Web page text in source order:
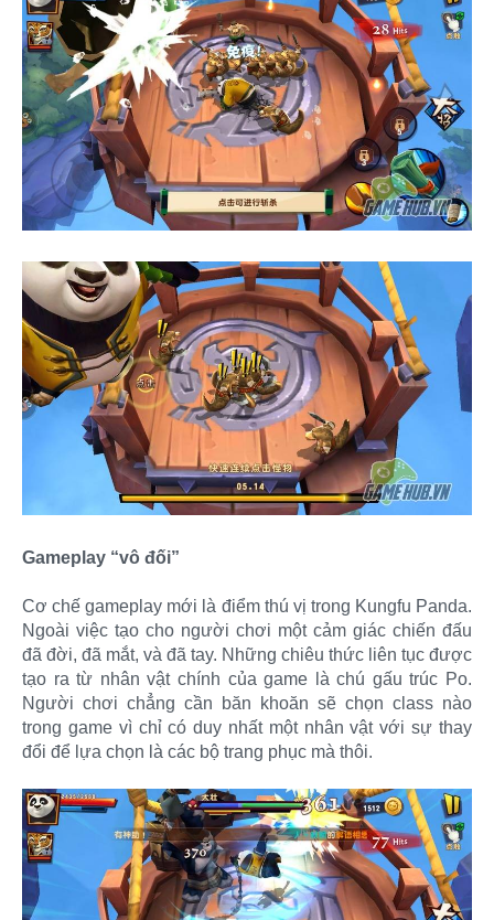
Gameplay “vô đối”
Cơ chế gameplay mới là điểm thú vị trong Kungfu Panda.
Ngoài việc tạo cho người chơi một cảm giác chiến đấu
đã đời, đã mắt, và đã tay. Những chiêu thức liên tục được
tạo ra từ nhân vật chính của game là chú gấu trúc Po.
Người chơi chẳng cần băn khoăn sẽ chọn class nào
trong game vì chỉ có duy nhất một nhân vật với sự thay
đổi để lựa chọn là các bộ trang phục mà thôi.